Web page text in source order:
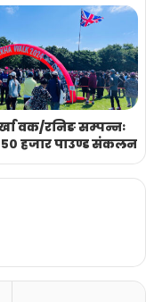
वक/रनिङ सम्पन्नः
हजार पाउण्ड संकलन